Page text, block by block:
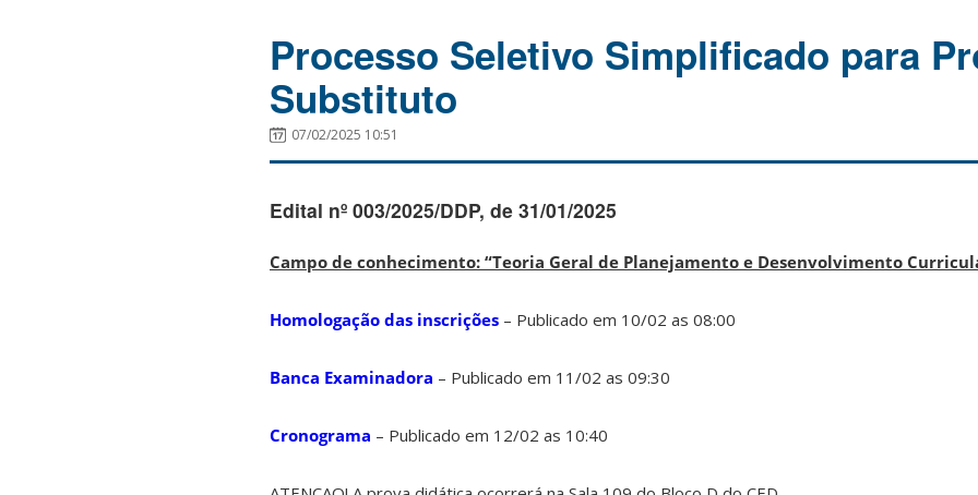
Processo Seletivo Simplificado para
Substituto
07/02/2025 10:51
Edital nº 003/2025/DDP, de 31/01/2025
Campo de conhecimento: “Teoria Geral de Planejamento e Desenvolvimento
Homologação das inscrições – Publicado em 10/02 as 08:00
Banca Examinadora – Publicado em 11/02 as 09:30
Cronograma – Publicado em 12/02 as 10:40